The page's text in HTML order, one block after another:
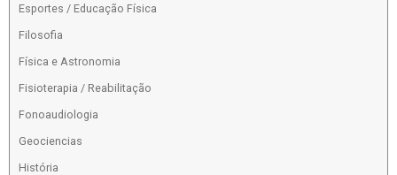
Esportes / Educação Física
Filosofia
Física e Astronomia
Fisioterapia / Reabilitação
Fonoaudiologia
Geociencias
História